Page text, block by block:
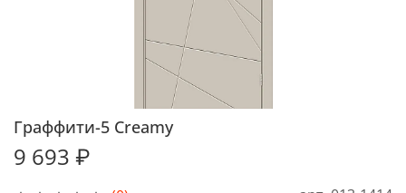
Граффити-5 Creamy
9 693 ₽